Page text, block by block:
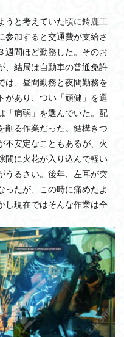
うと考えていた頃に鈴鹿工
参加すると交通費が支給さ
週間ほど勤務した。そのお
、結局は自動車の普通免許
は、昼間勤務と夜間勤務を
があり、つい「頑健」を選
「病弱」を選んでいた。配
削る作業だった。結構きつ
不安定なこともあるが、火
間に火花が入り込んで軽い
うるさい。後年、左耳が突
ったが、この時に痛めたよ
し現在ではそんな作業は全